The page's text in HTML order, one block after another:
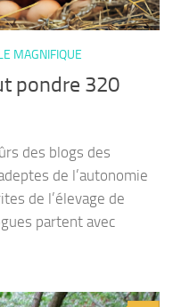
MAGNIFIQUE
pondre 320
des blogs des
de l’autonomie
de l’élevage de
partent avec